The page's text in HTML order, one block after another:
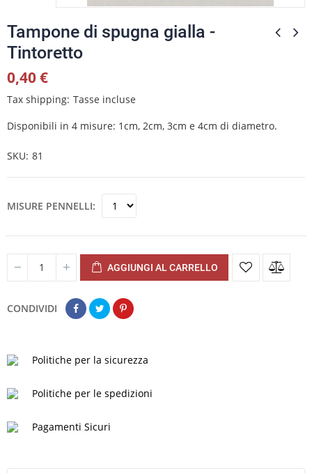
Tampone di spugna gialla -
Tintoretto
0,40 €
Tax shipping Tasse incluse
Disponibili in 4 misure: 1cm, 2cm, 3cm e 4cm di diametro.
SKU 81
MISURE PENNELLI
AGGIUNGI AL CARRELLO
CONDIVIDI
Politiche per la sicurezza
Politiche per le spedizioni
Pagamenti Sicuri